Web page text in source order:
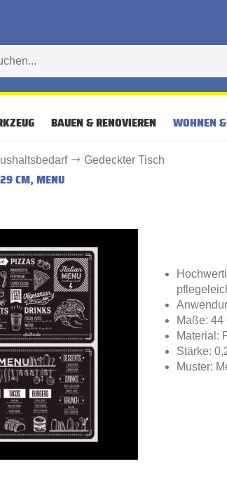
BAUEN & RENOVIEREN WOHNEN
Gedeckter Tisch
CM, MENU
Maße: 44
Material:
Stärke:
Muster: